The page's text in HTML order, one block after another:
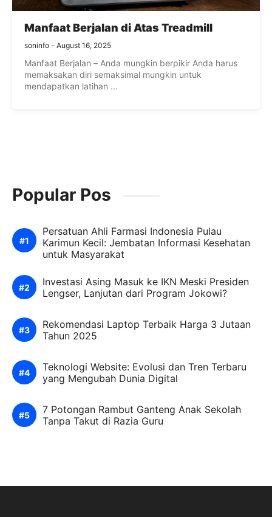
Manfaat Berjalan di Atas Treadmill
soninfo August 16, 2025
Manfaat Berjalan – Anda mungkin berpikir Anda harus
memaksakan diri semaksimal mungkin untuk
mendapatkan latihan ...
Popular Pos
Persatuan Ahli Farmasi Indonesia Pulau
Karimun Kecil: Jembatan Informasi Kesehatan
untuk Masyarakat
Investasi Asing Masuk ke IKN Meski Presiden
Lengser, Lanjutan dari Program Jokowi?
Rekomendasi Laptop Terbaik Harga 3 Jutaan
Tahun 2025
Teknologi Website: Evolusi dan Tren Terbaru
yang Mengubah Dunia Digital
7 Potongan Rambut Ganteng Anak Sekolah
Tanpa Takut di Razia Guru